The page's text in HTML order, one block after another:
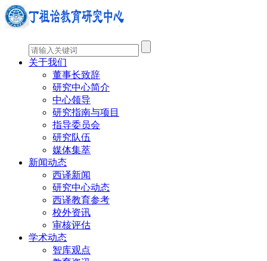
关于我们
董事长致辞
研究中心简介
中心领导
研究指南与项目
指导委员会
研究队伍
媒体集萃
新闻动态
西译新闻
研究中心动态
西译教育参考
校外资讯
审核评估
学术动态
智库观点